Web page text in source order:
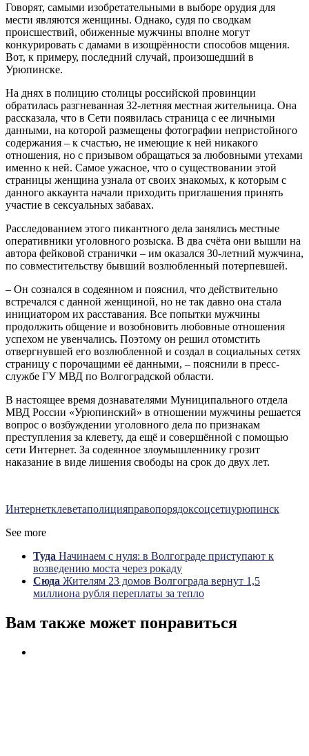
Говорят, самыми изобретательными в выборе орудия для
мести являются женщины. Однако, судя по сводкам
происшествий, обиженные мужчины вполне могут
конкурировать с дамами в изощрённости способов мщения.
Вот, к примеру, последний случай, произошедший в
Урюпинске.
На днях в полицию столицы российской провинции
обратилась разгневанная 32-летняя местная жительница. Она
рассказала, что в Сети появилась страница с ее личными
данными, на которой размещены фотографии непристойного
содержания – к счастью, не имеющие к ней никакого
отношения, но с призывом обращаться за любовными утехами
именно к ней. Самое ужасное, что о существовании этой
страницы женщина узнала от своих знакомых, к которым с
данного аккаунта начали приходить приглашения принять
участие в сексуальных забавах.
Расследованием этого пикантного дела занялись местные
оперативники уголовного розыска. В два счёта они вышли на
автора фейковой странички – им оказался 30-летний мужчина,
по совместительству бывший возлюбленный потерпевшей.
– Он сознался в содеянном и пояснил, что действительно
встречался с данной женщиной, но не так давно она стала
инициатором их расставания. Все попытки мужчины
продолжить общение и возобновить любовные отношения
успехом не увенчались. Поэтому он решил отомстить
отвергнувшей его возлюбленной и создал в социальных сетях
страницу с порочащими её данными, – пояснили в пресс-
службе ГУ МВД по Волгоградской области.
В настоящее время дознавателями Муниципального отдела
МВД России «Урюпинский» в отношении мужчины решается
вопрос о возбуждении уголовного дела по признакам
преступления за клевету, да ещё и совершённой с помощью
сети Интернет. За содеянное злоумышленнику грозит
наказание в виде лишения свободы на срок до двух лет.
Интернетклеветаполицияправопорядоксоцсетиурюпинск
See more
Туда Начинаем с нуля: в Волгограде приступают к
возведению моста через рокаду
Сюда Жителям 23 домов Волгограда вернут 1,5
миллиона рубля переплаты за тепло
Вам также может понравиться